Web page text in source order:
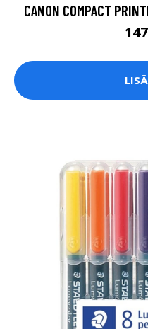
CANON COMPACT